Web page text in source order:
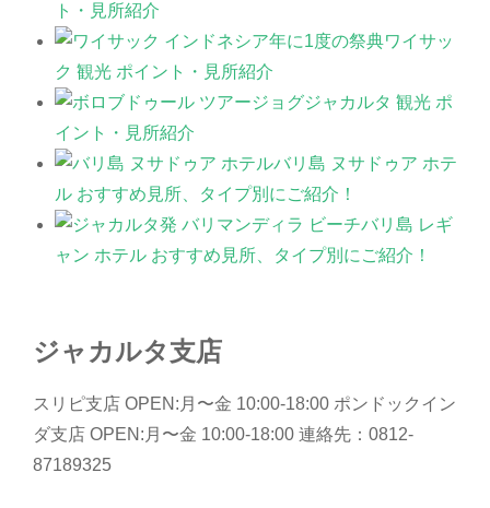
ト・見所紹介
年に1度の祭典ワイサッ
ク 観光 ポイント・見所紹介
ジョグジャカルタ 観光 ポ
イント・見所紹介
バリ島 ヌサドゥア ホテ
ル おすすめ見所、タイプ別にご紹介！
バリ島 レギ
ャン ホテル おすすめ見所、タイプ別にご紹介！
ジャカルタ支店
スリピ支店 OPEN:月〜金 10:00-18:00 ポンドックイン
ダ支店 OPEN:月〜金 10:00-18:00 連絡先：0812-
87189325